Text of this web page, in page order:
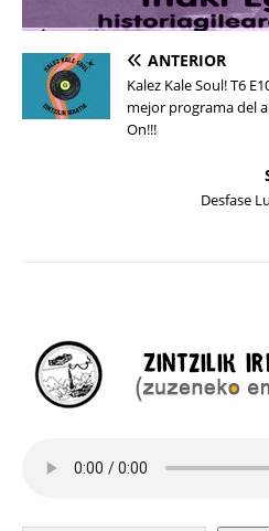
ANTERIOR
Kalez Kale Soul! T6
mejor programa del
On!!!
Desfase